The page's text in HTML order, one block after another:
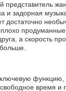
представитель
и задорная
достаточно
а скорость
функцию,
время и